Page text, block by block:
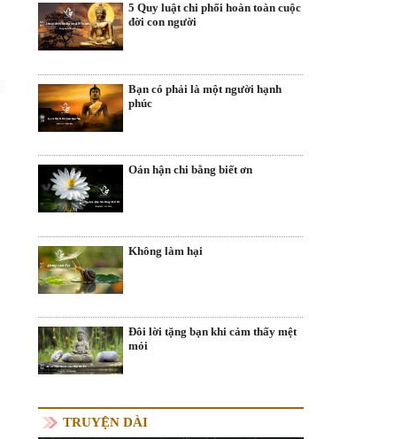
5 Quy luật chi phối hoàn toàn cuộc
đời con người
Bạn có phải là một người hạnh
phúc
Oán hận chi bằng biết ơn
Không làm hại
Đôi lời tặng bạn khi cảm thấy mệt
mỏi
TRUYỆN DÀI